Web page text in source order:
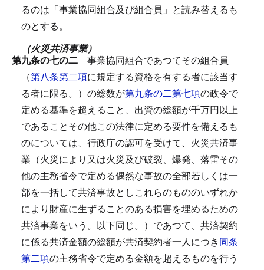
るのは「事業協同組合及び組合員」と読み替えるも
のとする。
（火災共済事業）
第九条の七の二 事業協同組合であつてその組合員
（第八条第二項に規定する資格を有する者に該当す
る者に限る。）の総数が第九条の二第七項の政令で
定める基準を超えること、出資の総額が千万円以上
であることその他この法律に定める要件を備えるも
のについては、行政庁の認可を受けて、火災共済事
業（火災により又は火災及び破裂、爆発、落雷その
他の主務省令で定める偶然な事故の全部若しくは一
部を一括して共済事故としこれらのもののいずれか
により財産に生ずることのある損害を埋めるための
共済事業をいう。以下同じ。）であつて、共済契約
に係る共済金額の総額が共済契約者一人につき同条
第二項の主務省令で定める金額を超えるものを行う